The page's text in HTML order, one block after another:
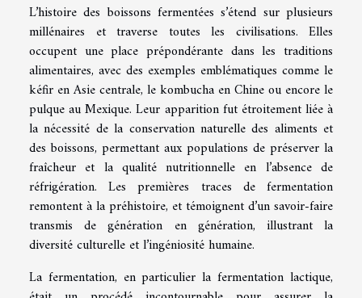
L’histoire des boissons fermentées s’étend sur plusieurs
millénaires et traverse toutes les civilisations. Elles
occupent une place prépondérante dans les traditions
alimentaires, avec des exemples emblématiques comme le
kéfir en Asie centrale, le kombucha en Chine ou encore le
pulque au Mexique. Leur apparition fut étroitement liée à
la nécessité de la conservation naturelle des aliments et
des boissons, permettant aux populations de préserver la
fraîcheur et la qualité nutritionnelle en l’absence de
réfrigération. Les premières traces de fermentation
remontent à la préhistoire, et témoignent d’un savoir-faire
transmis de génération en génération, illustrant la
diversité culturelle et l’ingéniosité humaine.
La fermentation, en particulier la fermentation lactique,